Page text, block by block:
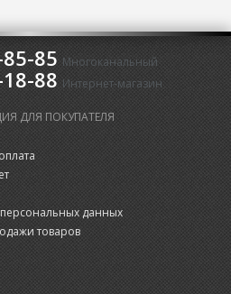
85 Многоканальный
88 Интернет-магазин
ДЛЯ ПОКУПАТЕЛЯ
данных
товаров